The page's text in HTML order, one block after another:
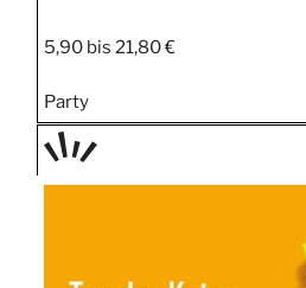
5,90 bis 21,80 €
Party
TAGE